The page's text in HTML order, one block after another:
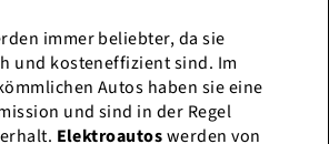
immer beliebter, da sie
und kosteneffizient sind. Im
Autos haben sie eine
und sind in der Regel
Elektroautoswerden von